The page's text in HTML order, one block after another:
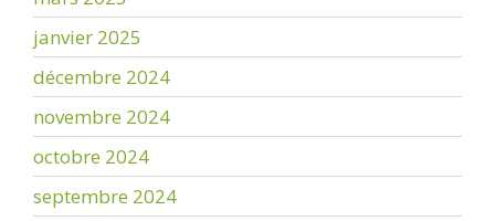
janvier 2025
décembre 2024
novembre 2024
octobre 2024
septembre 2024